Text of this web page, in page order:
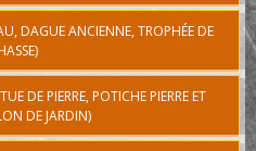
DAGUE ANCIENNE, TROPHÉE DE
DE PIERRE, POTICHE PIERRE ET
DE JARDIN)